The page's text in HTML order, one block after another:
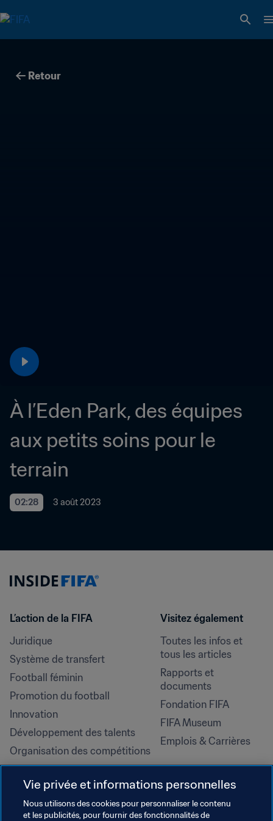
Retour
À l’Eden Park, des équipes
aux petits soins pour le
terrain
02:28 3 août 2023
L’action de la FIFA
Juridique
Système de transfert
Football féminin
Promotion du football
Innovation
Développement des talents
Organisation des compétitions
Développement durable
Droits de l'homme et lutte contre
la discrimination
Visitez également
Toutes les infos et
tous les articles
Rapports et
documents
Fondation FIFA
FIFA Museum
Emplois & Carrières
Vie privée et informations personnelles
Nous utilisons des cookies pour personnaliser le contenu
et les publicités, pour fournir des fonctionnalités de